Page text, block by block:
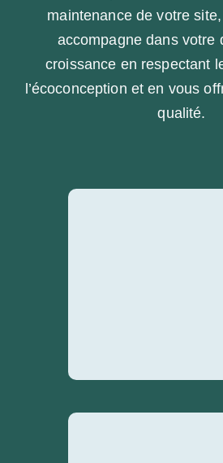
maintenance de votre
accompagne dans votre
croissance en respectant
l’écoconception et en vous
qualité.